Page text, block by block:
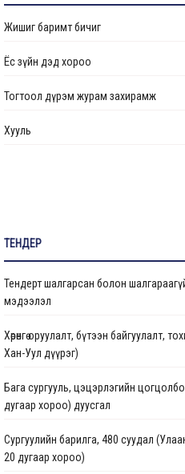
Бараа ажил үйлчилгээ
Газрын даргын тушаал
Барилгын ажлын мэдээ
Санхүүжилтийн мэдээлэл
Жишиг баримт бичиг
Ёс зүйн дэд хороо
Тогтоол дүрэм журам захирамж
Хууль
ТЕНДЕР
Тендерт шалгарсан болон
мэдээлэл
Хөрөнгө оруулалт, бүтээн байгуулалт,
Хан-Уул дүүрэг)
Бага сургууль, цэцэрлэгийн
дугаар хороо) дуусгал
Сургуулийн барилга, 480 суудал
20 дугаар хороо)